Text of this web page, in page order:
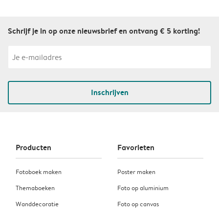
Schrijf je in op onze nieuwsbrief en ontvang € 5 korting!
Inschrijven
Producten
Fotoboek maken
Themaboeken
Wanddecoratie
Favorieten
Poster maken
Foto op aluminium
Foto op canvas